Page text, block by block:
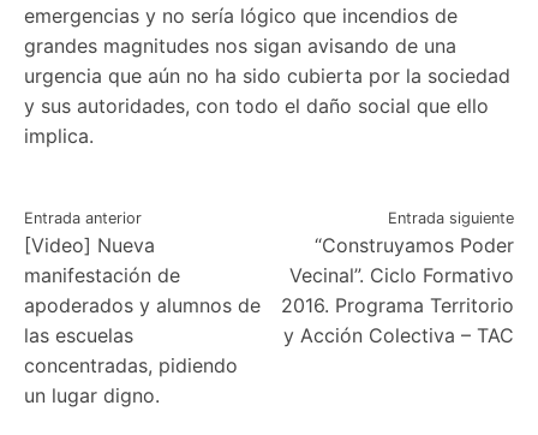
emergencias y no sería lógico que incendios de
grandes magnitudes nos sigan avisando de una
urgencia que aún no ha sido cubierta por la sociedad
y sus autoridades, con todo el daño social que ello
implica.
Navegación
de
entradas
Entrada anterior
[Video] Nueva
manifestación de
apoderados y alumnos de
las escuelas
concentradas, pidiendo
un lugar digno.
Entrada siguiente
“Construyamos Poder
Vecinal”. Ciclo Formativo
2016. Programa Territorio
y Acción Colectiva – TAC